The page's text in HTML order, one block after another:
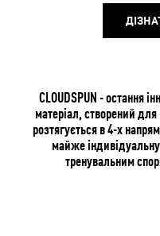
CLOUDSPUN - остання
матеріал, створений
розтягується в 4-х
майже
тренувальним